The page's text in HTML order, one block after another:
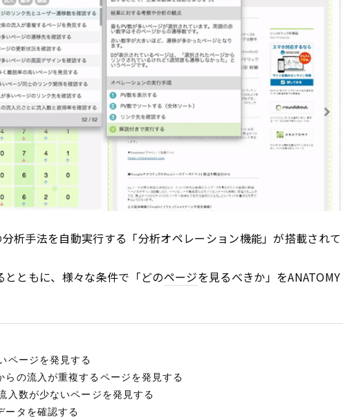
析手法を自動実行する「分析オペレーション機能」が搭載されて
とともに、様々な条件で「どのページを見るべきか」をANATOMY
ページを発見する
らの流入が重複するページを発見する
入数が少ないページを発見する